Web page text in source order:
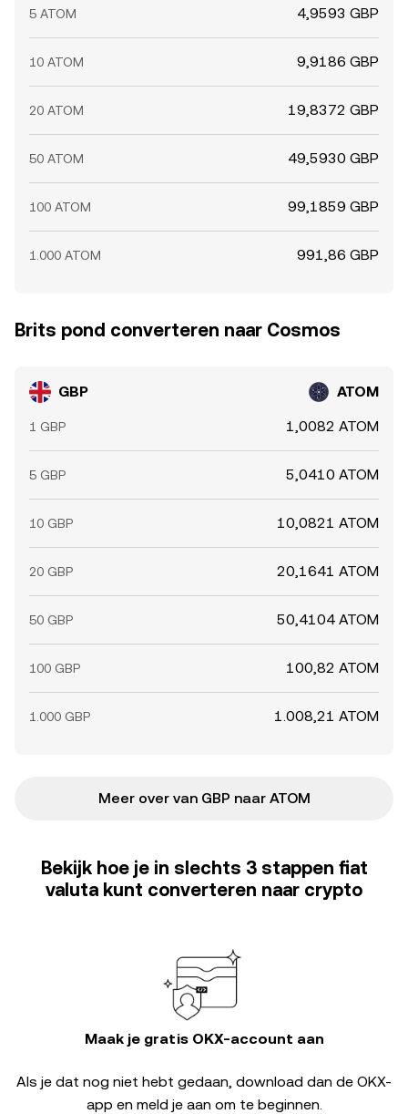
5 ATOM 4,9593 GBP
10 ATOM 9,9186 GBP
20 ATOM 19,8372 GBP
50 ATOM 49,5930 GBP
100 ATOM 99,1859 GBP
1.000 ATOM 991,86 GBP
Brits pond converteren naar Cosmos
GBP ATOM
1 GBP 1,0082 ATOM
5 GBP 5,0410 ATOM
10 GBP 10,0821 ATOM
20 GBP 20,1641 ATOM
50 GBP 50,4104 ATOM
100 GBP 100,82 ATOM
1.000 GBP 1.008,21 ATOM
Meer over van GBP naar ATOM
Bekijk hoe je in slechts 3 stappen fiat
valuta kunt converteren naar crypto
Maak je gratis OKX-account aan
Als je dat nog niet hebt gedaan, download dan de OKX-
app en meld je aan om te beginnen.